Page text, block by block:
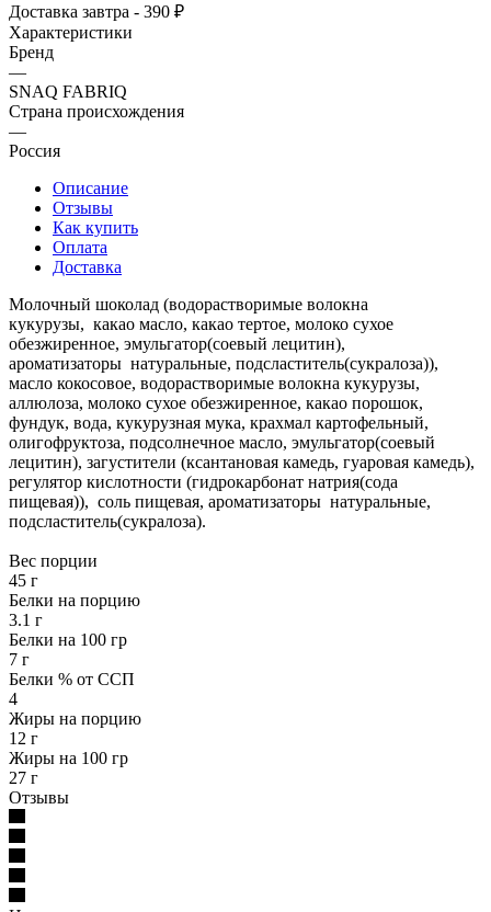
Доставка завтра - 390 ₽
Характеристики
Бренд
—
SNAQ FABRIQ
Страна происхождения
—
Россия
Описание
Отзывы
Как купить
Оплата
Доставка
Молочный шоколад (водорастворимые волокна
кукурузы, какао масло, какао тертое, молоко сухое
обезжиренное, эмульгатор(соевый лецитин),
ароматизаторы натуральные, подсластитель(сукралоза)),
масло кокосовое, водорастворимые волокна кукурузы,
аллюлоза, молоко сухое обезжиренное, какао порошок,
фундук, вода, кукурузная мука, крахмал картофельный,
олигофруктоза, подсолнечное масло, эмульгатор(соевый
лецитин), загустители (ксантановая камедь, гуаровая камедь),
регулятор кислотности (гидрокарбонат натрия(сода
пищевая)), соль пищевая, ароматизаторы натуральные,
подсластитель(сукралоза).
Вес порции
45 г
Белки на порцию
3.1 г
Белки на 100 гр
7 г
Белки % от ССП
4
Жиры на порцию
12 г
Жиры на 100 гр
27 г
Отзывы